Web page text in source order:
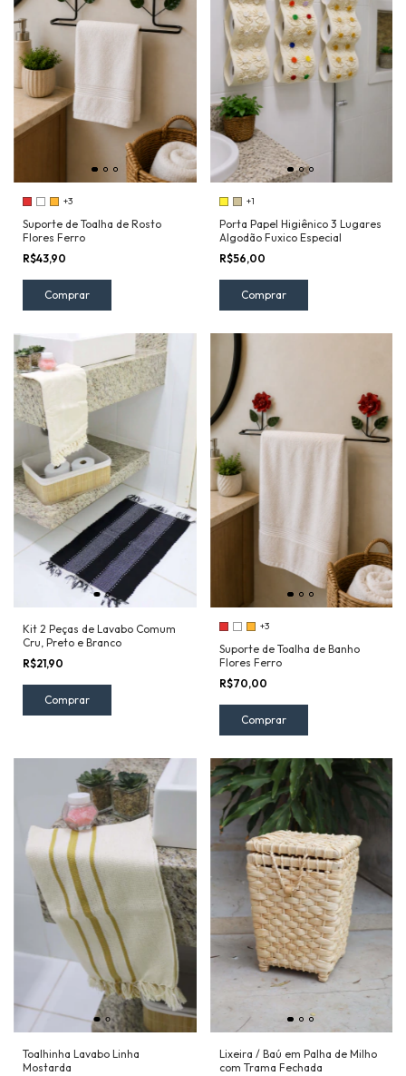
+3
Suporte de Toalha de Rosto
Flores Ferro
R$43,90
Comprar
+1
Porta Papel Higiênico 3 Lugares
Algodão Fuxico Especial
R$56,00
Comprar
Kit 2 Peças de Lavabo Comum
Cru, Preto e Branco
R$21,90
+3
Suporte de Toalha de Banho
Flores Ferro
R$70,00
Comprar
Toalhinha Lavabo Linha
Mostarda
Lixeira / Baú em Palha de Milho
com Trama Fechada